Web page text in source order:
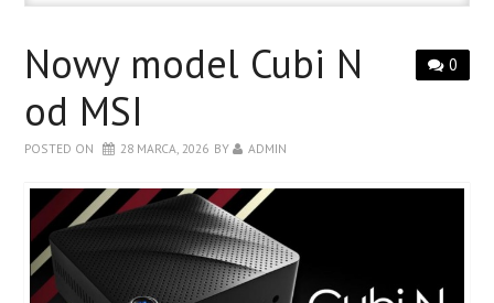
MONITORY
DRUKARKI
SERWERY
0
Nowy model Cubi N
od MSI
POSTED ON 28 MARCA, 2026 BY ADMIN